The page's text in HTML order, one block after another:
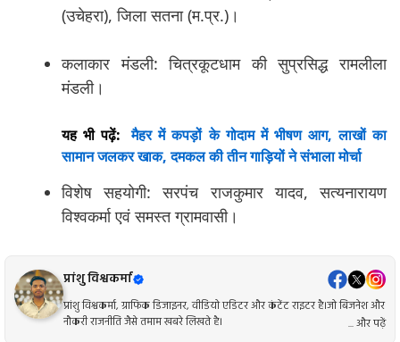
(उचेहरा), जिला सतना (म.प्र.)।
कलाकार मंडली: चित्रकूटधाम की सुप्रसिद्ध रामलीला
मंडली।
यह भी पढ़ें:
मैहर में कपड़ों के गोदाम में भीषण आग, लाखों का
सामान जलकर खाक, दमकल की तीन गाड़ियों ने संभाला मोर्चा
विशेष सहयोगी: सरपंच राजकुमार यादव, सत्यनारायण
विश्वकर्मा एवं समस्त ग्रामवासी।
प्रांशु विश्वकर्मा
प्रांशु विश्वकर्मा, ग्राफिक डिजाइनर, वीडियो एडिटर और कंटेंट राइटर है।जो बिजनेश और
नौकरी राजनीति जैसे तमाम खबरे लिखते है।
... और पढ़ें